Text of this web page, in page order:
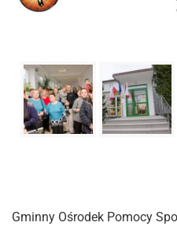
Gminny Ośrodek Pomocy